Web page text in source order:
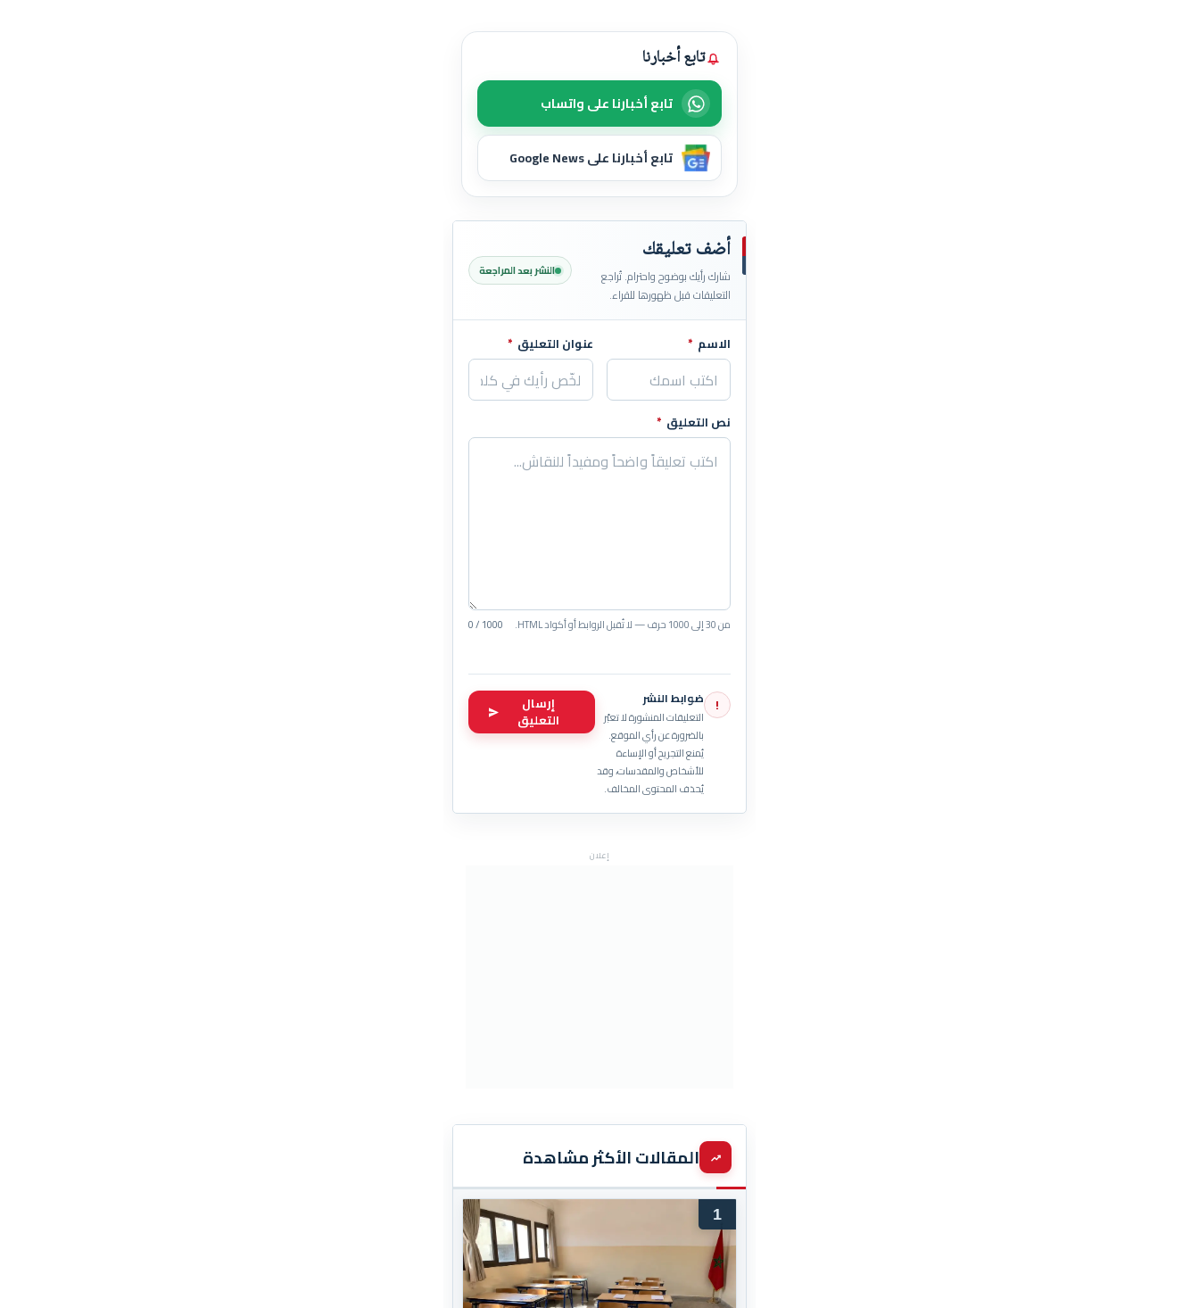
تابع أخبارنا
تابع أخبارنا على واتساب
تابع أخبارنا على Google News
أضف تعليقك
شارك رأيك بوضوح واحترام. تُراجع
التعليقات قبل ظهورها للقراء.
النشر بعد المراجعة
اترك هذا الحقل فارغاً
الاسم * عنوان التعليق *
نص التعليق *
من 30 إلى 1000 حرف — لا تُقبل الروابط أو أكواد HTML. 0 / 1000
! ضوابط النشر
التعليقات المنشورة لا تعبّر
بالضرورة عن رأي الموقع.
يُمنع التجريح أو الإساءة
للأشخاص والمقدسات، وقد
يُحذف المحتوى المخالف.
إرسال
التعليق
إعلان
المقالات الأكثر مشاهدة
1